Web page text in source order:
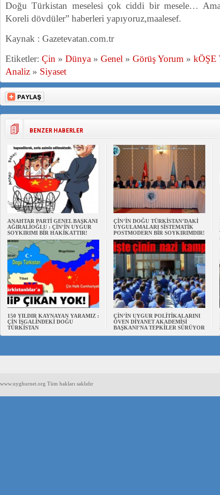
Doğu Türkistan meselesi çok ciddi bir mesele…
Koreli dövdüler” haberleri yapıyoruz,maalesef.
Kaynak : Gazetevatan.com.tr
Etiketler: Çin » Dünya » Genel » Görüş Yorum »
Analiz » Siyaset
BENZER HABERLER
ANAHTAR PARTİ GENEL BAŞKANI
AĞIRALİOĞLU : ÇİN’İN UYGUR
SOYKIRIMI BİR HAKİKATTIR!
ÇİN’İN DOĞU TÜRKİSTAN’DAKİ
UYGULAMALARI SİSTEMATİK
POSTMODERN BİR SOYKIRIMDIR!
150 YILDIR KAYNAYAN YARAMIZ :
ÇİN İŞGALİNDEKİ DOĞU
TÜRKİSTAN
ÇİN’İN UYGUR POLİTİKALARINI
ÖVEN DİYANET AKADEMİSİ
BAŞKANI’NA TEPKİLER SÜRÜYOR
www.uyghurnet.org Tüm hakları saklıdır